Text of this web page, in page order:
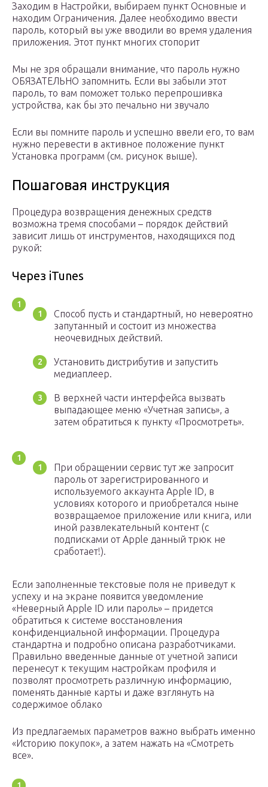
Заходим в Настройки, выбираем пункт Основные и
находим Ограничения. Далее необходимо ввести
пароль, который вы уже вводили во время удаления
приложения. Этот пункт многих стопорит
Мы не зря обращали внимание, что пароль нужно
ОБЯЗАТЕЛЬНО запомнить. Если вы забыли этот
пароль, то вам поможет только перепрошивка
устройства, как бы это печально ни звучало
Если вы помните пароль и успешно ввели его, то вам
нужно перевести в активное положение пункт
Установка программ (см. рисунок выше).
Пошаговая инструкция
Процедура возвращения денежных средств
возможна тремя способами – порядок действий
зависит лишь от инструментов, находящихся под
рукой:
Через iTunes
Способ пусть и стандартный, но невероятно
запутанный и состоит из множества
неочевидных действий.
Установить дистрибутив и запустить
медиаплеер.
В верхней части интерфейса вызвать
выпадающее меню «Учетная запись», а
затем обратиться к пункту «Просмотреть».
При обращении сервис тут же запросит
пароль от зарегистрированного и
используемого аккаунта Apple ID, в
условиях которого и приобретался ныне
возвращаемое приложение или книга, или
иной развлекательный контент (с
подписками от Apple данный трюк не
сработает!).
Если заполненные текстовые поля не приведут к
успеху и на экране появится уведомление
«Неверный Apple ID или пароль» – придется
обратиться к системе восстановления
конфиденциальной информации. Процедура
стандартна и подробно описана разработчиками.
Правильно введенные данные от учетной записи
перенесут к текущим настройкам профиля и
позволят просмотреть различную информацию,
поменять данные карты и даже взглянуть на
содержимое облако
Из предлагаемых параметров важно выбрать именно
«Историю покупок», а затем нажать на «Смотреть
все».